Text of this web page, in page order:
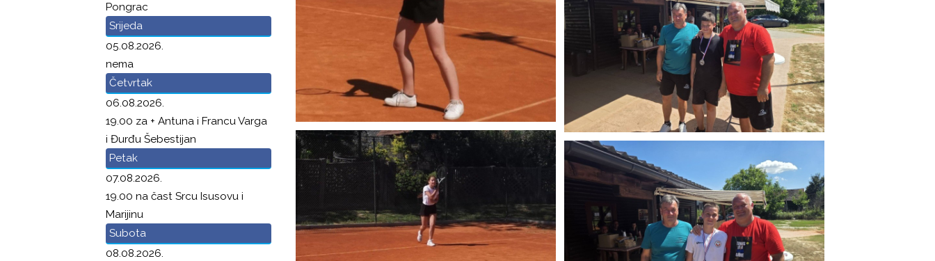
Pongrac
Srijeda
05.08.2026.
nema
Četvrtak
06.08.2026.
19.00 za + Antuna i Francu Varga
i Đurđu Šebestijan
Petak
07.08.2026.
19.00 na čast Srcu Isusovu i
Marijinu
Subota
08.08.2026.